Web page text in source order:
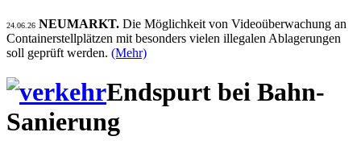
24.06.26 NEUMARKT. Die Möglichkeit von Videoüberwachung an
Containerstellplätzen mit besonders vielen illegalen Ablagerungen
soll geprüft werden. (Mehr)
Endspurt bei Bahn-
Sanierung